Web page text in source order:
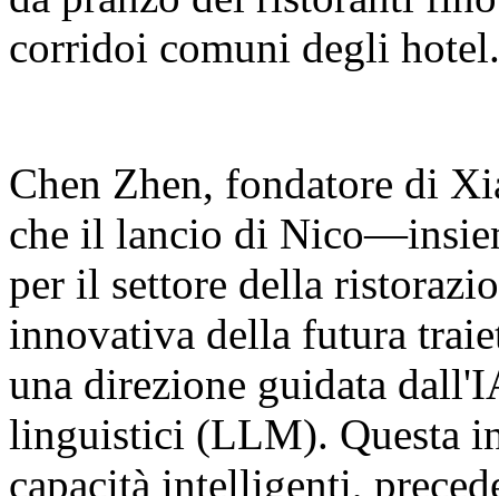
corridoi comuni degli hotel.
Chen Zhen, fondatore di
che il lancio di
per il settore della
innovativa della futura
una direzione guidata
linguistici (LLM). Questa
capacità intelligenti,